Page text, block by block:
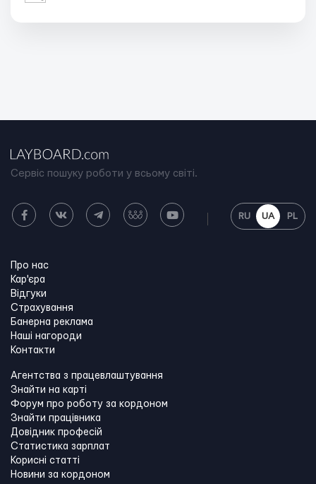
Сервіс пошуку роботи у всьому світі.
RU UA PL
Про нас
Кар'єра
Відгуки
Страхування
Банерна реклама
Наші нагороди
Контакти
Агентства з працевлаштування
Знайти на карті
Форум про роботу за кордоном
Знайти працівника
Довідник професій
Статистика зарплат
Корисні статті
Новини за кордоном